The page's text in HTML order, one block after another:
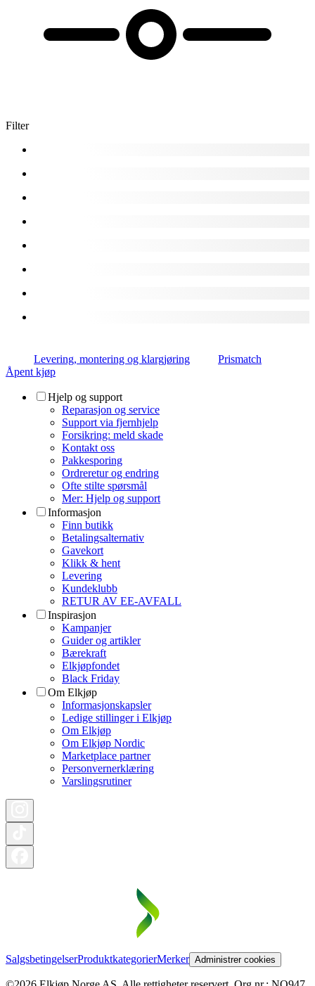
Filter
Levering, montering og klargjøring
Prismatch
Åpent kjøp
Hjelp og support
Reparasjon og service
Support via fjernhjelp
Forsikring: meld skade
Kontakt oss
Pakkesporing
Ordreretur og endring
Ofte stilte spørsmål
Mer: Hjelp og support
Informasjon
Finn butikk
Betalingsalternativ
Gavekort
Klikk & hent
Levering
Kundeklubb
RETUR AV EE-AVFALL
Inspirasjon
Kampanjer
Guider og artikler
Bærekraft
Elkjøpfondet
Black Friday
Om Elkjøp
Informasjonskapsler
Ledige stillinger i Elkjøp
Om Elkjøp
Om Elkjøp Nordic
Marketplace partner
Personvernerklæring
Varslingsrutiner
SalgsbetingelserProduktkategorierMerker Administrer cookies